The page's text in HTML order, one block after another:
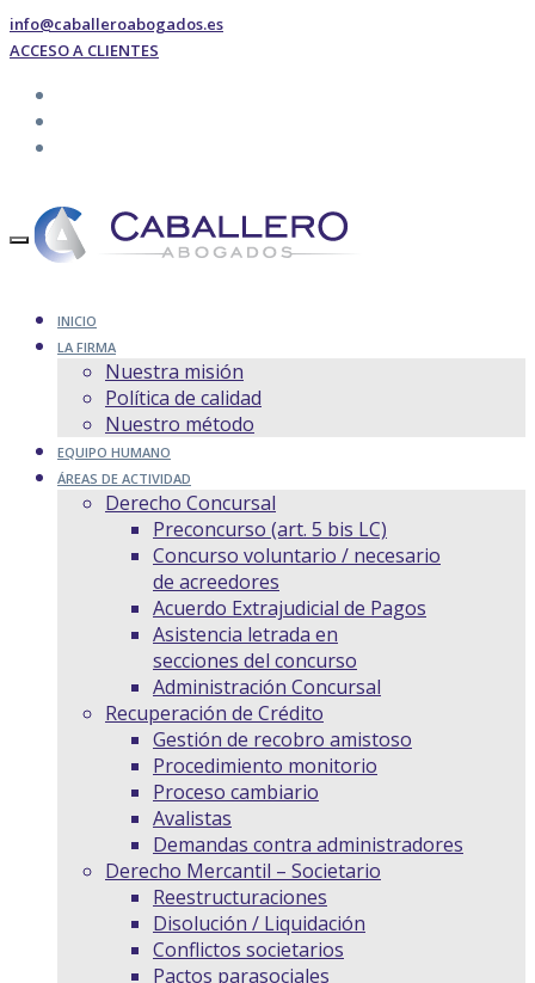
info@caballeroabogados.es
ACCESO A CLIENTES
INICIO
LA FIRMA
Nuestra misión
Política de calidad
Nuestro método
EQUIPO HUMANO
ÁREAS DE ACTIVIDAD
Derecho Concursal
Preconcurso (art. 5 bis LC)
Concurso voluntario / necesario
de acreedores
Acuerdo Extrajudicial de Pagos
Asistencia letrada en
secciones del concurso
Administración Concursal
Recuperación de Crédito
Gestión de recobro amistoso
Procedimiento monitorio
Proceso cambiario
Avalistas
Demandas contra administradores
Derecho Mercantil – Societario
Reestructuraciones
Disolución / Liquidación
Conflictos societarios
Pactos parasociales